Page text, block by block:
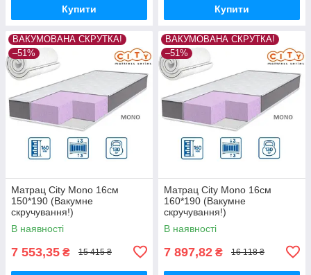
Купити Купити
ВАКУМОВАНА СКРУТКА!
–51%
Матрац City Mono 16см
150*190 (Вакумне
скручування!)
В наявності
7 553,35 ₴ 15 415 ₴
ВАКУМОВАНА СКРУТКА!
–51%
Матрац City Mono 16см
160*190 (Вакумне
скручування!)
В наявності
7 897,82 ₴ 16 118 ₴